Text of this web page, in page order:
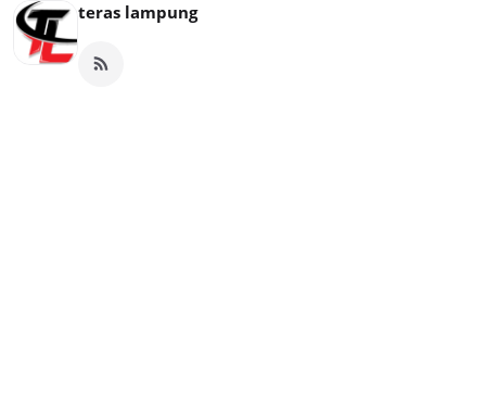
teras lampung